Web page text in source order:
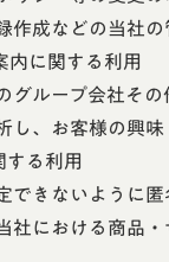
作成などの当社
に関する利用
グループ会社そ
し、お客様の興
る利用
できないように
社における商品